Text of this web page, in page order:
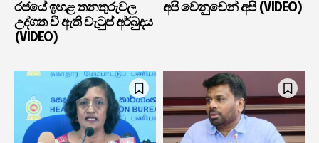
රජයේ ඉහළ තනතුරුවල
උද්ගත වී ඇති වැටුප් අර්බුදය
(VIDEO)
අපි වෙනුවෙන් අපි (VIDEO)